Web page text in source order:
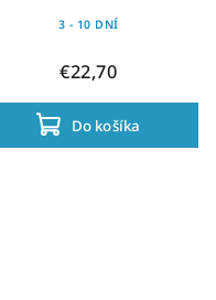
3 - 10 DNÍ
€22,70
Do košíka